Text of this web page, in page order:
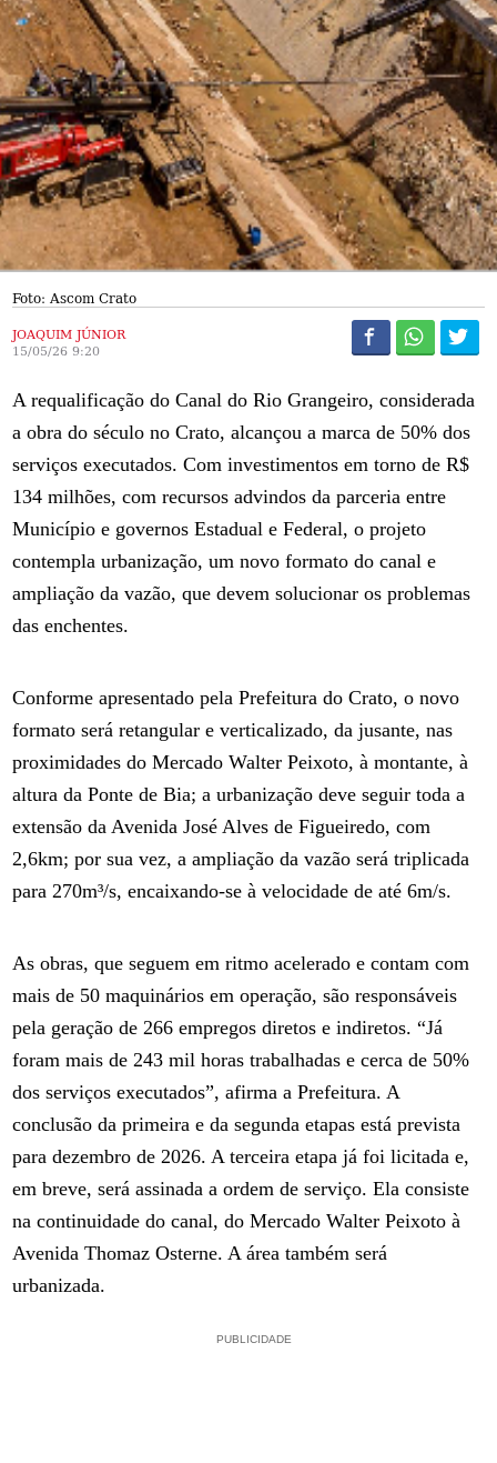
Foto: Ascom Crato
JOAQUIM JÚNIOR
15/05/26 9:20
A requalificação do Canal do Rio Grangeiro, considerada
a obra do século no Crato, alcançou a marca de 50% dos
serviços executados. Com investimentos em torno de R$
134 milhões, com recursos advindos da parceria entre
Município e governos Estadual e Federal, o projeto
contempla urbanização, um novo formato do canal e
ampliação da vazão, que devem solucionar os problemas
das enchentes.
Conforme apresentado pela Prefeitura do Crato, o novo
formato será retangular e verticalizado, da jusante, nas
proximidades do Mercado Walter Peixoto, à montante, à
altura da Ponte de Bia; a urbanização deve seguir toda a
extensão da Avenida José Alves de Figueiredo, com
2,6km; por sua vez, a ampliação da vazão será triplicada
para 270m³/s, encaixando-se à velocidade de até 6m/s.
As obras, que seguem em ritmo acelerado e contam com
mais de 50 maquinários em operação, são responsáveis
pela geração de 266 empregos diretos e indiretos. “Já
foram mais de 243 mil horas trabalhadas e cerca de 50%
dos serviços executados”, afirma a Prefeitura. A
conclusão da primeira e da segunda etapas está prevista
para dezembro de 2026. A terceira etapa já foi licitada e,
em breve, será assinada a ordem de serviço. Ela consiste
na continuidade do canal, do Mercado Walter Peixoto à
Avenida Thomaz Osterne. A área também será
urbanizada.
PUBLICIDADE